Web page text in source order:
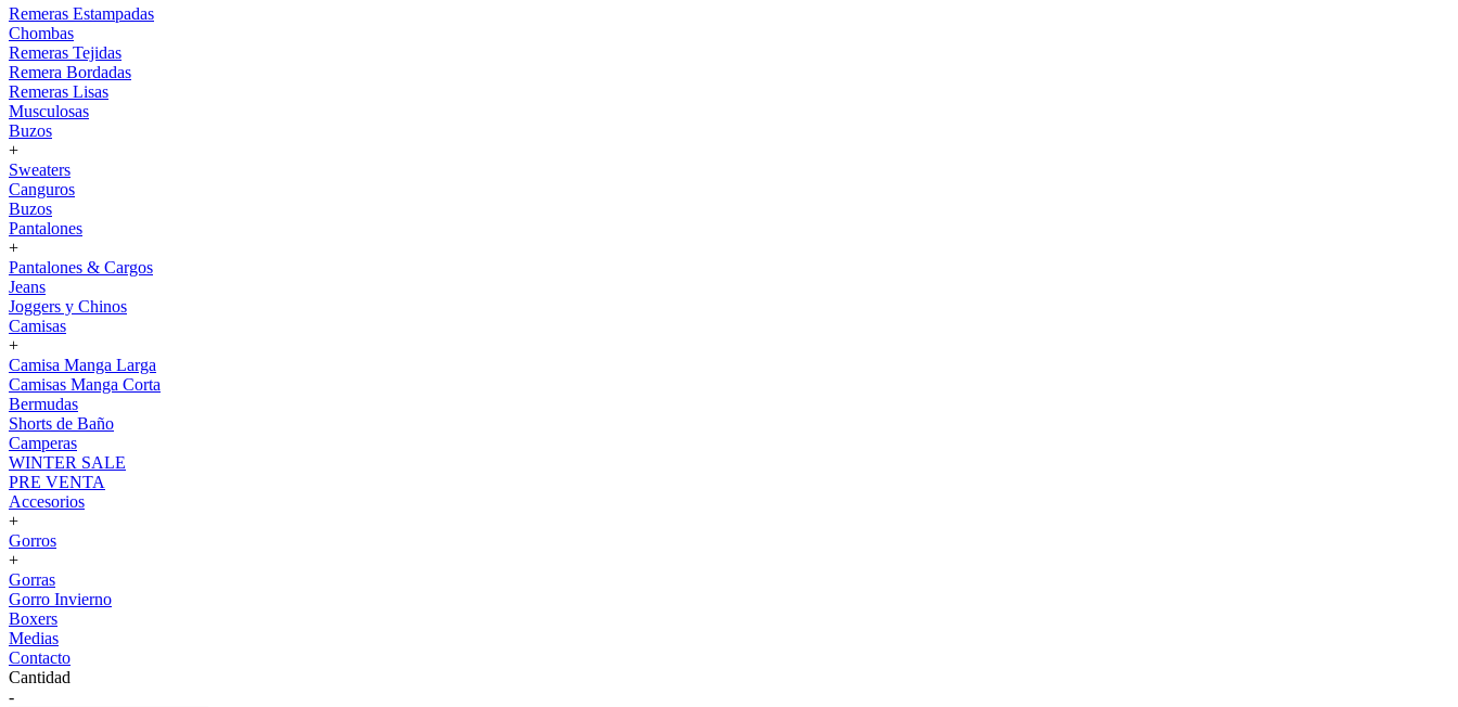
Remeras Estampadas
Chombas
Remeras Tejidas
Remera Bordadas
Remeras Lisas
Musculosas
Buzos
+
Sweaters
Canguros
Buzos
Pantalones
+
Pantalones & Cargos
Jeans
Joggers y Chinos
Camisas
+
Camisa Manga Larga
Camisas Manga Corta
Bermudas
Shorts de Baño
Camperas
WINTER SALE
PRE VENTA
Accesorios
+
Gorros
+
Gorras
Gorro Invierno
Boxers
Medias
Contacto
Cantidad
-